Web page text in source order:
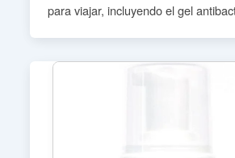
para viajar, incluyendo el gel